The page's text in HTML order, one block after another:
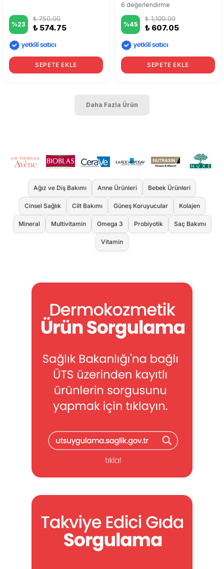
%23
₺ 750.00
₺ 574.75
SEPETE EKLE
6 değerlendirme
%45
₺ 1,100.00
₺ 607.05
SEPETE EKLE
Daha Fazla Ürün
Ağız ve Diş Bakımı Anne Ürünleri Bebek Ürünleri
Cinsel Sağlık Cilt Bakımı Güneş Koruyucular Kolajen
Mineral Multivitamin Omega 3 Probiyotik Saç Bakımı
Vitamin